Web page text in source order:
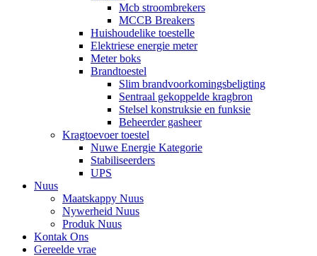
Mcb stroombrekers
MCCB Breakers
Huishoudelike toestelle
Elektriese energie meter
Meter boks
Brandtoestel
Slim brandvoorkomingsbeligting
Sentraal gekoppelde kragbron
Stelsel konstruksie en funksie
Beheerder gasheer
Kragtoevoer toestel
Nuwe Energie Kategorie
Stabiliseerders
UPS
Nuus
Maatskappy Nuus
Nywerheid Nuus
Produk Nuus
Kontak Ons
Gereelde vrae